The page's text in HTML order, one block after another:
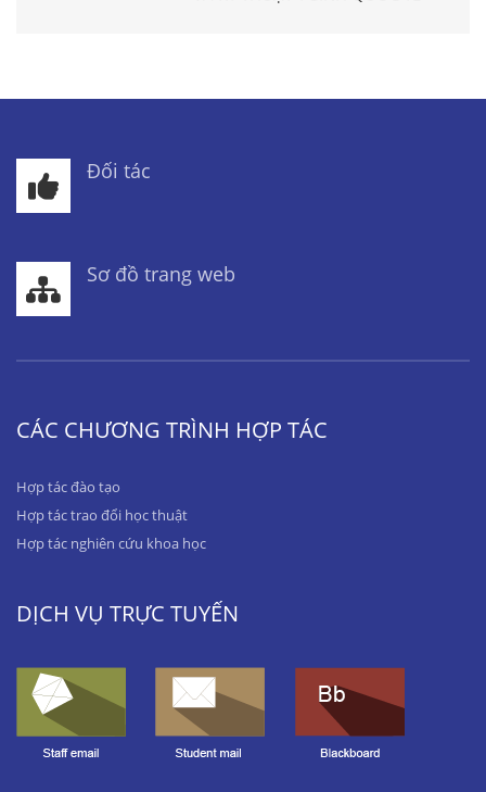
Đối tác
Sơ đồ trang web
CÁC CHƯƠNG TRÌNH HỢP TÁC
Hợp tác đào tạo
Hợp tác trao đổi học thuật
Hợp tác nghiên cứu khoa học
DỊCH VỤ TRỰC TUYẾN